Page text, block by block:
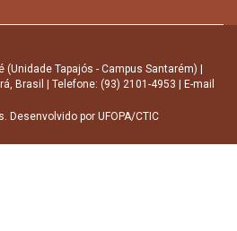
Tapajós - Campus Santarém) |
Brasil | Telefone: (93) 2101-4953 | E-mail
Desenvolvido por UFOPA/CTIC